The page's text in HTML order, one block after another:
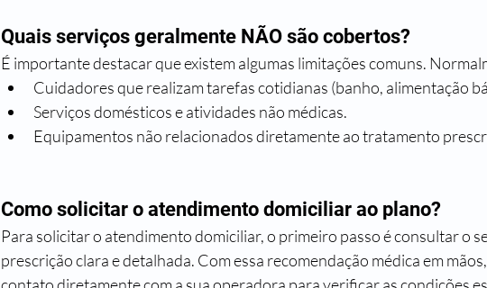
Quais serviços geralmente NÃO são cobertos?
É importante destacar que existem algumas limitações comuns.
Cuidadores que realizam tarefas cotidianas (banho, alimentação
Serviços domésticos e atividades não médicas.
Equipamentos não relacionados diretamente ao tratamento
Como solicitar o atendimento domiciliar ao plano?
Para solicitar o atendimento domiciliar, o primeiro passo é consultar o
prescrição clara e detalhada. Com essa recomendação médica em